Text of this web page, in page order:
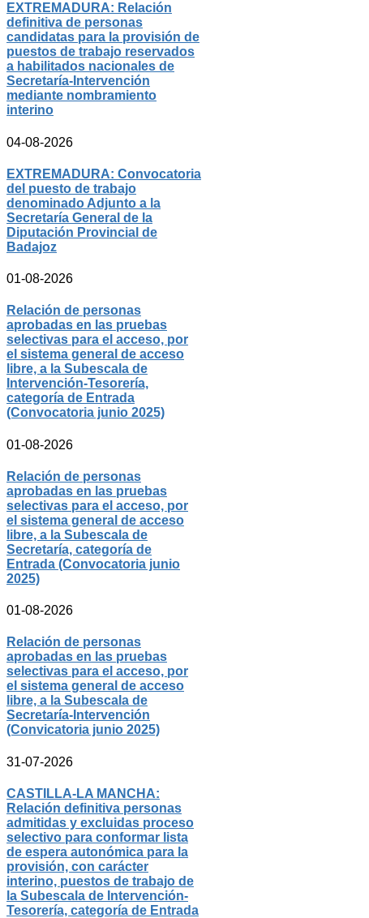
EXTREMADURA: Relación
definitiva de personas
candidatas para la provisión de
puestos de trabajo reservados
a habilitados nacionales de
Secretaría-Intervención
mediante nombramiento
interino
04-08-2026
EXTREMADURA: Convocatoria
del puesto de trabajo
denominado Adjunto a la
Secretaría General de la
Diputación Provincial de
Badajoz
01-08-2026
Relación de personas
aprobadas en las pruebas
selectivas para el acceso, por
el sistema general de acceso
libre, a la Subescala de
Intervención-Tesorería,
categoría de Entrada
(Convocatoria junio 2025)
01-08-2026
Relación de personas
aprobadas en las pruebas
selectivas para el acceso, por
el sistema general de acceso
libre, a la Subescala de
Secretaría, categoría de
Entrada (Convocatoria junio
2025)
01-08-2026
Relación de personas
aprobadas en las pruebas
selectivas para el acceso, por
el sistema general de acceso
libre, a la Subescala de
Secretaría-Intervención
(Convicatoria junio 2025)
31-07-2026
CASTILLA-LA MANCHA:
Relación definitiva personas
admitidas y excluidas proceso
selectivo para conformar lista
de espera autonómica para la
provisión, con carácter
interino, puestos de trabajo de
la Subescala de Intervención-
Tesorería, categoría de Entrada